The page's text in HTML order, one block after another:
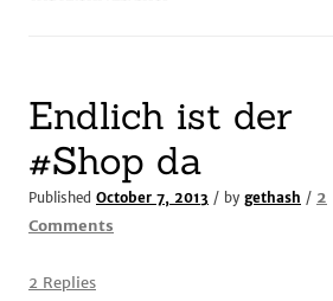
Endlich ist der
#Shop da
Published October 7, 2013 / by gethash / 2
Comments
2 Replies